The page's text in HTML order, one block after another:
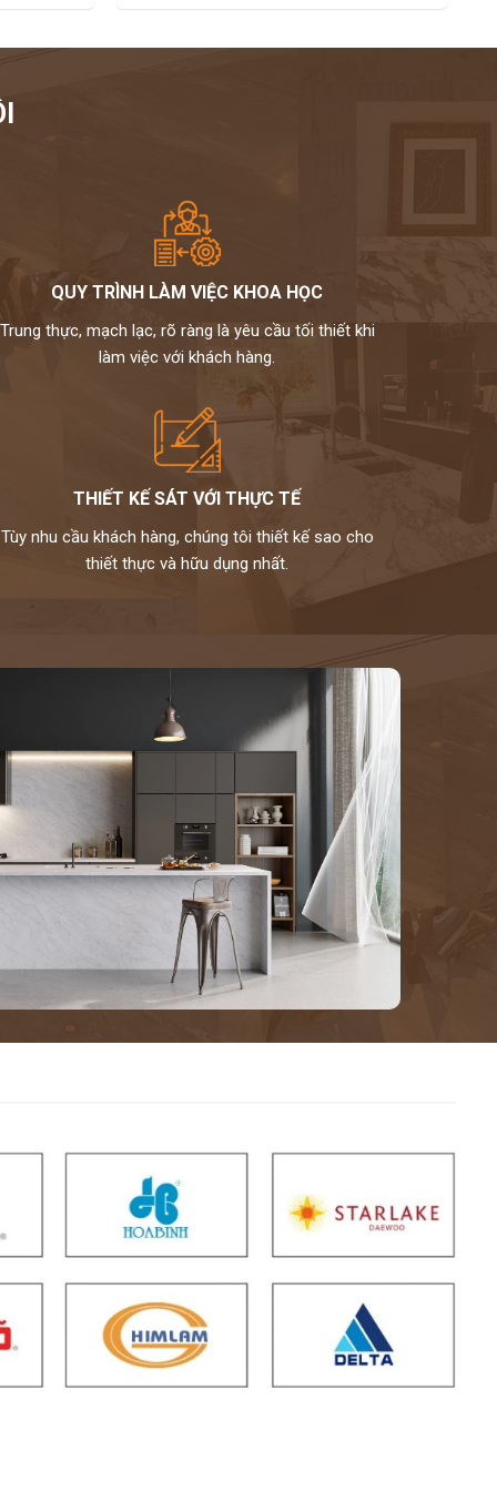
QUY TRÌNH LÀM VIỆC KHOA HỌC
Trung thực, mạch lạc, rõ ràng là yêu cầu tối thiết khi
làm việc với khách hàng.
THIẾT KẾ SÁT VỚI THỰC TẾ
Tùy nhu cầu khách hàng, chúng tôi thiết kế sao cho
thiết thực và hữu dụng nhất.